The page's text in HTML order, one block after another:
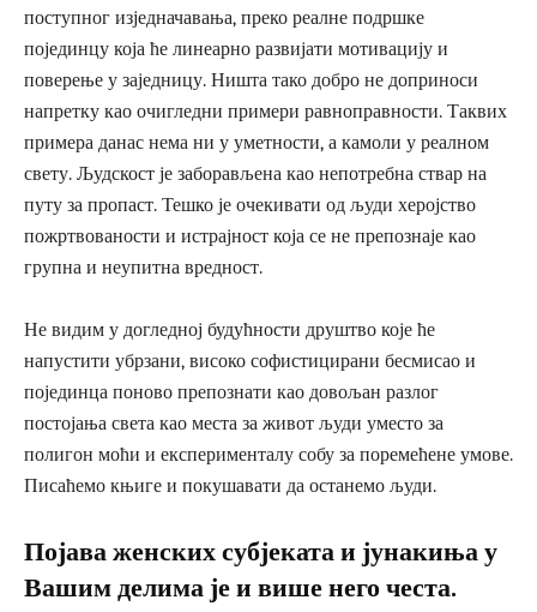
поступног изједначавања, преко реалне подршке
појединцу која ће линеарно развијати мотивацију и
поверење у заједницу. Ништа тако добро не доприноси
напретку као очигледни примери равноправности. Таквих
примера данас нема ни у уметности, а камоли у реалном
свету. Људскост је заборављена као непотребна ствар на
путу за пропаст. Тешко је очекивати од људи херојство
пожртвованости и истрајност која се не препознаје као
групна и неупитна вредност.
Не видим у догледној будућности друштво које ће
напустити убрзани, високо софистицирани бесмисао и
појединца поново препознати као довољан разлог
постојања света као места за живот људи уместо за
полигон моћи и експерименталу собу за поремећене умове.
Писаћемо књиге и покушавати да останемо људи.
Појава женских субјеката и јунакиња у
Вашим делима је и више него честа.